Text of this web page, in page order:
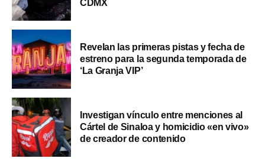
CDMX
Revelan las primeras pistas y fecha de
estreno para la segunda temporada de
‘La Granja VIP’
Investigan vínculo entre menciones al
Cártel de Sinaloa y homicidio «en vivo»
de creador de contenido